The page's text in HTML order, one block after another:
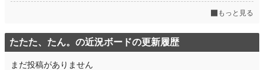
もっと見る
たたた、たん。の近況ボードの更新履歴
まだ投稿がありません